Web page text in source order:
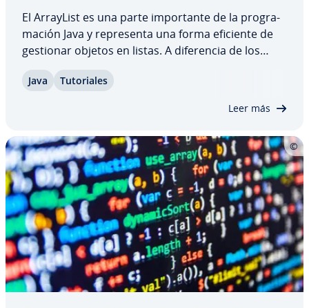
El ArrayList es una parte im­po­r­ta­n­te de la pro­gra­
ma­ción Java y re­pre­se­n­ta una forma eficiente de
gestionar objetos en listas. A di­fe­re­n­cia de los
ca­me­n­te su tamaño y dispone de funciones para
Java Tu­to­ria­les
Leer más